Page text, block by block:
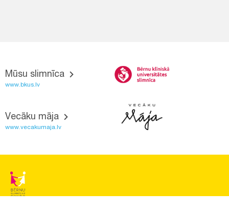
Mūsu slimnīca
www.bkus.lv
Vecāku māja
www.vecakumaja.lv